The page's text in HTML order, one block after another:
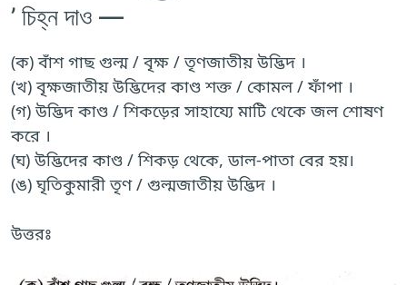
’ চিহ্ন দাও —
(ক) বাঁশ গাছ গুল্ম / বৃক্ষ / তৃণজাতীয় উদ্ভিদ ।
(খ) বৃক্ষজাতীয় উদ্ভিদের কাণ্ড শক্ত / কোমল / ফাঁপা ।
(গ) উদ্ভিদ কাণ্ড / শিকড়ের সাহায্যে মাটি থেকে জল শোষণ
করে ।
(ঘ) উদ্ভিদের কাণ্ড / শিকড় থেকে, ডাল-পাতা বের হয়।
(ঙ) ঘৃতিকুমারী তৃণ / গুল্মজাতীয় উদ্ভিদ ।
উত্তরঃ